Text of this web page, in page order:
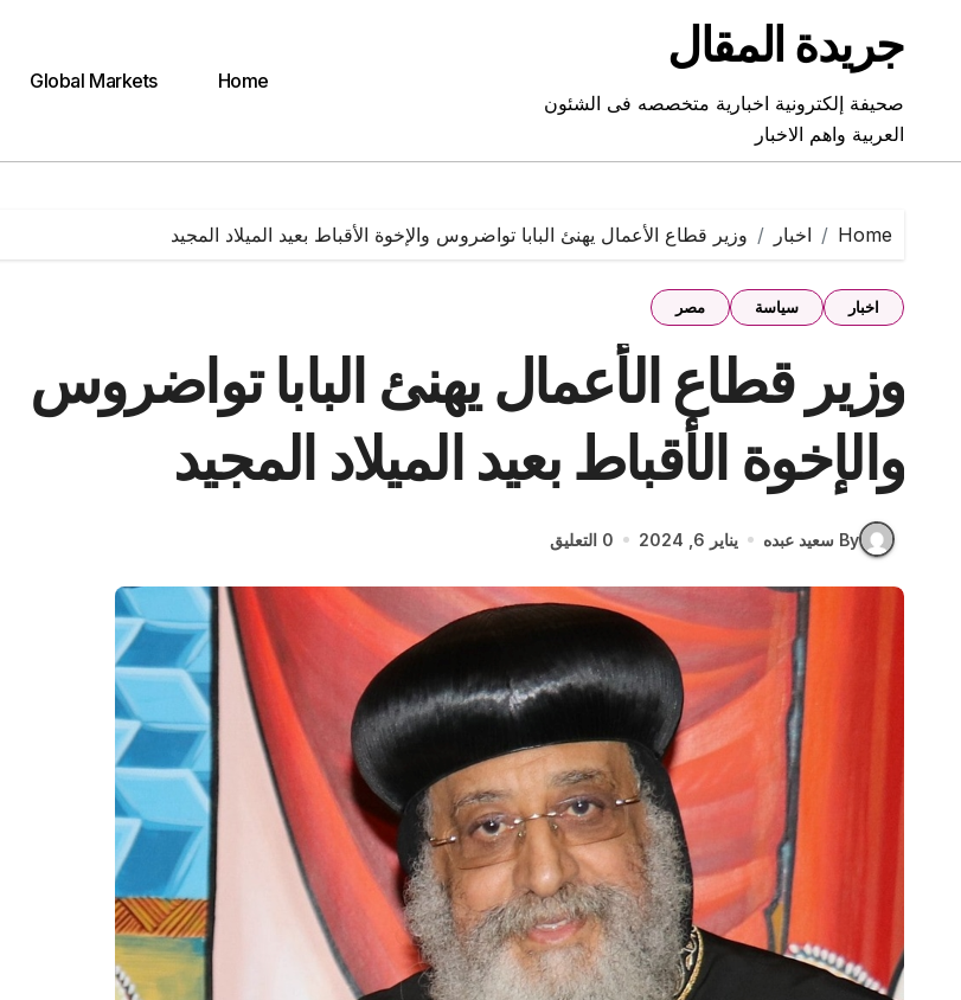
contentجريدة المقال
صحيفة إلكترونية اخبارية متخصصه فى الشئون
العربية واهم الاخبار
Home
Global Markets
Home اخبار وزير قطاع الأعمال يهنئ البابا تواضروس والإخوة الأقباط بعيد الميلاد المجيد
اخبار سياسة مصر
وزير قطاع الأعمال يهنئ البابا تواضروس
والإخوة الأقباط بعيد الميلاد المجيد
By سعيد عبده يناير 6, 2024 0 التعليق